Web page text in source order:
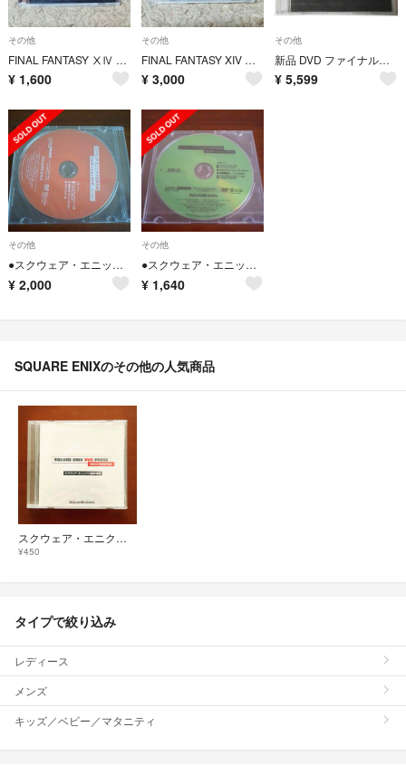
その他
FINAL FANTASY ⅩⅣ BEFORE THE FALL サントラ
¥ 1,600
その他
FINAL FANTASY XIV サントラ
¥ 3,000
その他
新品 DVD ファイナルファンタジー7 リフレクションズ 予約特典 非売品
¥ 5,599
その他
●スクウェア・エニックス ６月店頭プロモDVD Ver.050527●
¥ 2,000
その他
●スクウェア・エニックス ４月店頭用プロモDVD（未開封）●
¥ 1,640
SQUARE ENIXのその他の人気商品
スクウェア・エニクス DVD PRESS 2004WINTER 作品紹介
¥450
タイプで絞り込み
レディース
メンズ
キッズ／ベビー／マタニティ